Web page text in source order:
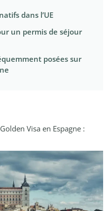
dans l’UE
un permis de séjour
posées sur
Visa en Espagne :